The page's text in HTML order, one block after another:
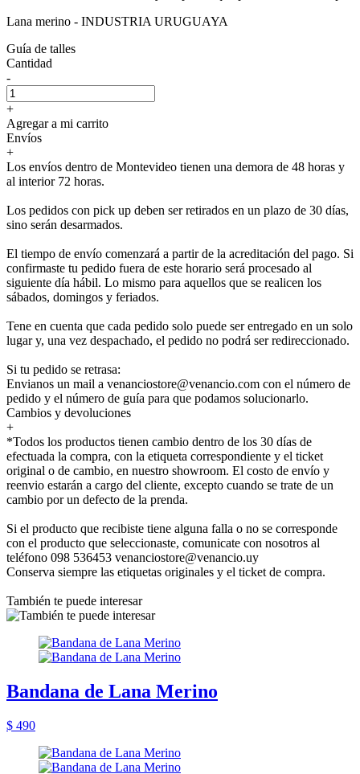
Lana merino - INDUSTRIA URUGUAYA
Guía de talles
Cantidad
-
+
Agregar a mi carrito
Envíos
+
Los envíos dentro de Montevideo tienen una demora de 48 horas y
al interior 72 horas.
Los pedidos con pick up deben ser retirados en un plazo de 30 días,
sino serán desarmados.
El tiempo de envío comenzará a partir de la acreditación del pago. Si
confirmaste tu pedido fuera de este horario será procesado al
siguiente día hábil. Lo mismo para aquellos que se realicen los
sábados, domingos y feriados.
Tene en cuenta que cada pedido solo puede ser entregado en un solo
lugar y, una vez despachado, el pedido no podrá ser redireccionado.
Si tu pedido se retrasa:
Envianos un mail a venanciostore@venancio.com con el número de
pedido y el número de guía para que podamos solucionarlo.
Cambios y devoluciones
+
*Todos los productos tienen cambio dentro de los 30 días de
efectuada la compra, con la etiqueta correspondiente y el ticket
original o de cambio, en nuestro showroom. El costo de envío y
reenvio estarán a cargo del cliente, excepto cuando se trate de un
cambio por un defecto de la prenda.
Si el producto que recibiste tiene alguna falla o no se corresponde
con el producto que seleccionaste, comunicate con nosotros al
teléfono 098 536453 venanciostore@venancio.uy
Conserva siempre las etiquetas originales y el ticket de compra.
También te puede interesar
Bandana de Lana Merino
$ 490